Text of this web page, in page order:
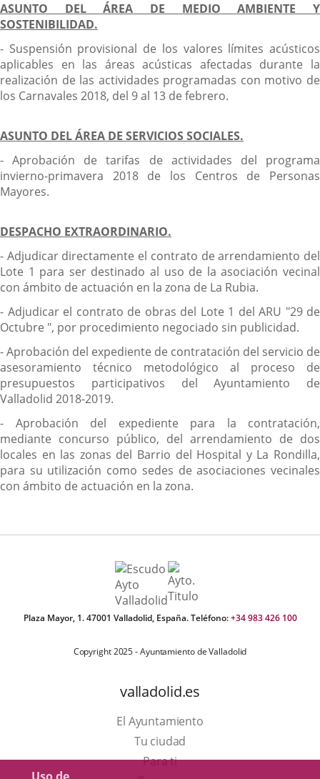
ASUNTO DEL ÁREA DE MEDIO AMBIENTE Y
SOSTENIBILIDAD.
- Suspensión provisional de los valores límites acústicos
aplicables en las áreas acústicas afectadas durante la
realización de las actividades programadas con motivo de
los Carnavales 2018, del 9 al 13 de febrero.
ASUNTO DEL ÁREA DE SERVICIOS SOCIALES.
- Aprobación de tarifas de actividades del programa
invierno-primavera 2018 de los Centros de Personas
Mayores.
DESPACHO EXTRAORDINARIO.
- Adjudicar directamente el contrato de arrendamiento del
Lote 1 para ser destinado al uso de la asociación vecinal
con ámbito de actuación en la zona de La Rubia.
- Adjudicar el contrato de obras del Lote 1 del ARU "29 de
Octubre ", por procedimiento negociado sin publicidad.
- Aprobación del expediente de contratación del servicio de
asesoramiento técnico metodológico al proceso de
presupuestos participativos del Ayuntamiento de
Valladolid 2018-2019.
- Aprobación del expediente para la contratación,
mediante concurso público, del arrendamiento de dos
locales en las zonas del Barrio del Hospital y La Rondilla,
para su utilización como sedes de asociaciones vecinales
con ámbito de actuación en la zona.
Plaza Mayor, 1. 47001 Valladolid, España. Teléfono:+34 983 426 100
Copyright 2025 - Ayuntamiento de Valladolid
valladolid.es
El Ayuntamiento
Tu ciudad
Para ti